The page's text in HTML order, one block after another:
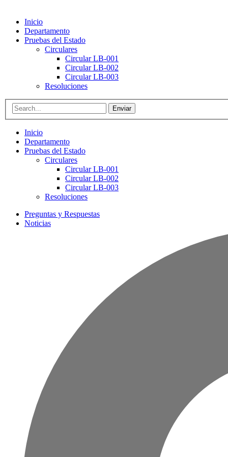
Inicio
Departamento
Pruebas del Estado
Circulares
Circular LB-001
Circular LB-002
Circular LB-003
Resoluciones
Enviar
Inicio
Departamento
Pruebas del Estado
Circulares
Circular LB-001
Circular LB-002
Circular LB-003
Resoluciones
Preguntas y Respuestas
Noticias